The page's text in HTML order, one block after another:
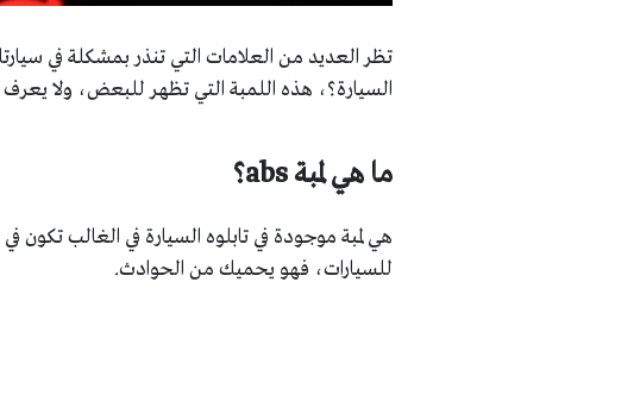
السيارة؟، هذه اللمبة التي تظهر للبعض، ولا
ما هي لمبة abs؟
هي لمبة موجودة في تابلوه السيارة في الغالب
للسيارات، فهو يحميك من الحوادث.